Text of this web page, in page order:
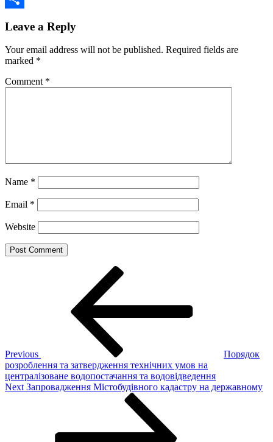
Leave a Reply
Your email address will not be published. Required fields are
marked *
Comment *
Name *
Email *
Website
Previous
Порядок
розроблення та затвердження технічних умов на
централізоване водопостачання та водовідведення
Next
Next Запровадження Містобудівного кадастру на державному